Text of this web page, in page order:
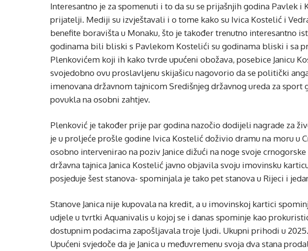
Interesantno je za spomenuti i to da su se prijašnjih godina Pavlek
prijatelji. Mediji su izvještavali i o tome kako su Ivica Kostelić i
benefite boravišta u Monaku, što je također trenutno interesantno
godinama bili bliski s Pavlekom Kostelići su godinama bliski i sa
Plenkovićem koji ih kako tvrde upućeni obožava, posebice Janicu
svojedobno ovu proslavljenu skijašicu nagovorio da se politički
imenovana državnom tajnicom Središnjeg državnog ureda za sport
povukla na osobni zahtjev.
Plenković je također prije par godina nazočio dodijeli nagrade za
je u proljeće prošle godine Ivica Kostelić doživio dramu na moru u
osobno intervenirao na poziv Janice dižući na noge svoje
državna tajnica Janica Kostelić javno objavila svoju imovinsku
posjeduje šest stanova- spominjala je tako pet stanova u Rijeci i
Stanove Janica nije kupovala na kredit, a u imovinskoj kartici
udjele u tvrtki Aquanivalis u kojoj se i danas spominje kao
dostupnim podacima zapošljavala troje ljudi. Ukupni prihodi u
Upućeni svjedoče da je Janica u međuvremenu svoja dva stana